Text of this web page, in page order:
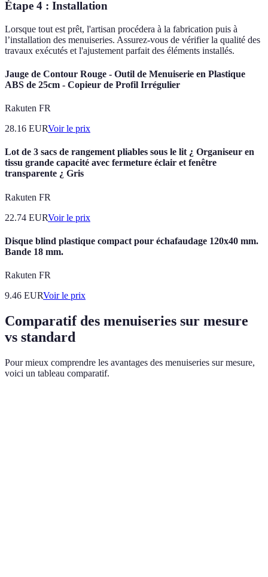
Étape 4 : Installation
Lorsque tout est prêt, l'artisan procédera à la fabrication puis à
l’installation des menuiseries. Assurez-vous de vérifier la qualité des
travaux exécutés et l'ajustement parfait des éléments installés.
Jauge de Contour Rouge - Outil de Menuiserie en Plastique
ABS de 25cm - Copieur de Profil Irrégulier
Rakuten FR
28.16 EURVoir le prix
Lot de 3 sacs de rangement pliables sous le lit ¿ Organiseur en
tissu grande capacité avec fermeture éclair et fenêtre
transparente ¿ Gris
Rakuten FR
22.74 EURVoir le prix
Disque blind plastique compact pour échafaudage 120x40 mm.
Bande 18 mm.
Rakuten FR
9.46 EURVoir le prix
Comparatif des menuiseries sur mesure
vs standard
Pour mieux comprendre les avantages des menuiseries sur mesure,
voici un tableau comparatif.